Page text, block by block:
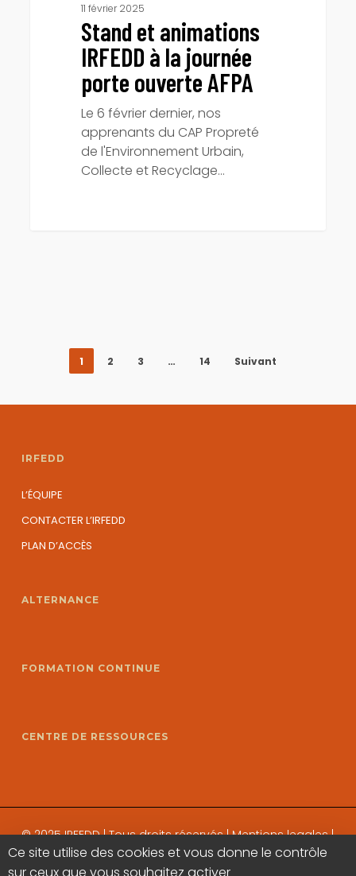
11 février 2025
Stand et animations
IRFEDD à la journée
porte ouverte AFPA
Le 6 février dernier, nos
apprenants du CAP Propreté
de l'Environnement Urbain,
Collecte et Recyclage…
1 2 3 … 14 Suivant
IRFEDD
L’ÉQUIPE
CONTACTER L’IRFEDD
PLAN D’ACCÈS
ALTERNANCE
FORMATION CONTINUE
CENTRE DE RESSOURCES
© 2025 IRFEDD | Tous droits réservés |Mentions legales|
Politique de confidentialité
Ce site utilise des cookies et vous donne le contrôle